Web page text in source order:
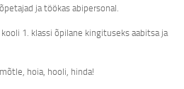
ja töökas abipersonal.
1. klassi õpilane kingituseks aabitsa ja
hoia, hooli, hinda!